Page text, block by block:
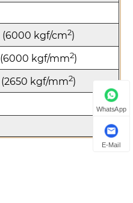
(6000 kgf/cm2)
(6000 kgf/mm2)
(2650 kgf/mm2)
WhatsApp
E-Mail